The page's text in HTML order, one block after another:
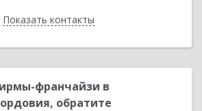
Показать контакты
Назад
франчайзи в
обратите